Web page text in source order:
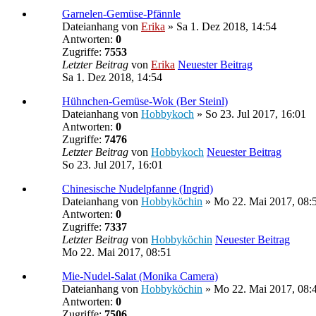
Garnelen-Gemüse-Pfännle
Dateianhang von Erika » Sa 1. Dez 2018, 14:54
Antworten: 0
Zugriffe: 7553
Letzter Beitrag von Erika Neuester Beitrag
Sa 1. Dez 2018, 14:54
Hühnchen-Gemüse-Wok (Ber Steinl)
Dateianhang von Hobbykoch » So 23. Jul 2017, 16:01
Antworten: 0
Zugriffe: 7476
Letzter Beitrag von Hobbykoch Neuester Beitrag
So 23. Jul 2017, 16:01
Chinesische Nudelpfanne (Ingrid)
Dateianhang von Hobbyköchin » Mo 22. Mai 2017,
Antworten: 0
Zugriffe: 7337
Letzter Beitrag von Hobbyköchin Neuester Beitrag
Mo 22. Mai 2017, 08:51
Mie-Nudel-Salat (Monika Camera)
Dateianhang von Hobbyköchin » Mo 22. Mai 2017,
Antworten: 0